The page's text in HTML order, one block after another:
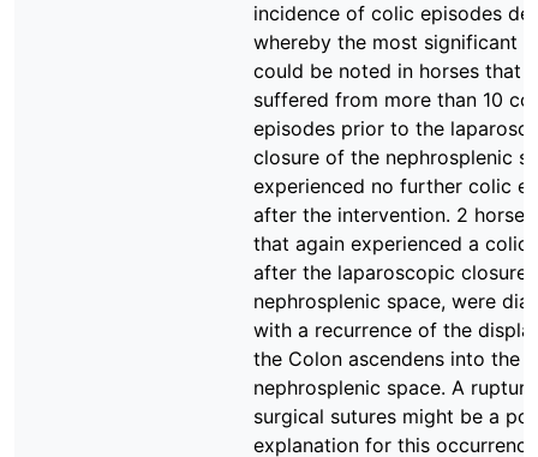
incidence of colic episodes
whereby the most significant
could be noted in horses that
suffered from more than 10
episodes prior to the
closure of the nephrosplenic
experienced no further colic
after the intervention. 2 horses
that again experienced a colic
after the laparoscopic closure
nephrosplenic space, were
with a recurrence of the
the Colon ascendens into the
nephrosplenic space. A
surgical sutures might be a
explanation for this